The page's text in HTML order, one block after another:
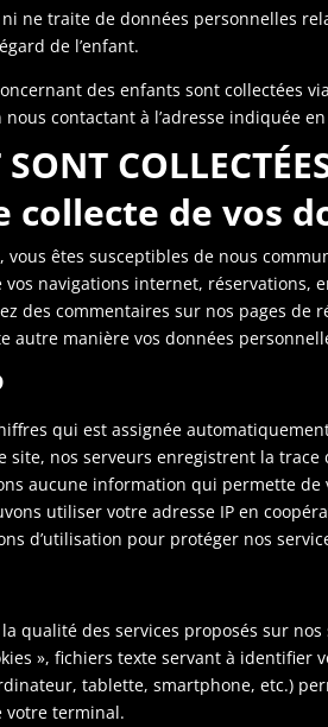
ni ne traite de données
de l’enfant.
des enfants sont collectées
contactant à l’adresse indiquée
collecte de vos
vous êtes susceptibles de nous
navigations internet, réservations,
des commentaires sur nos pages de
autre manière vos données
qui est assignée
site, nos serveurs enregistrent la
aucune information qui permette
utiliser votre adresse IP en
d’utilisation pour protéger nos
qualité des services proposés sur
», fichiers texte servant à identifier
tablette, smartphone, etc.)
votre terminal.